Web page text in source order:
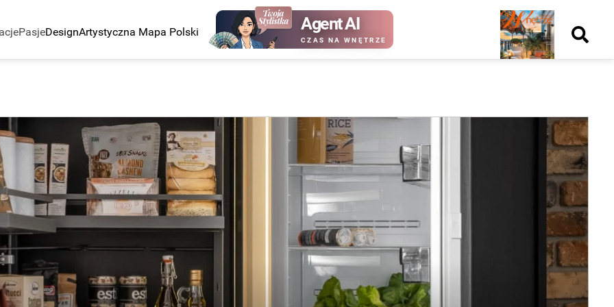
PasjeDesignArtystyczna Mapa Polski Agent AI
CZAS NA WNĘTRZE
Nowy
numer
Wydanie papierowe
kup ten
numer
Wydanie cyfrowe